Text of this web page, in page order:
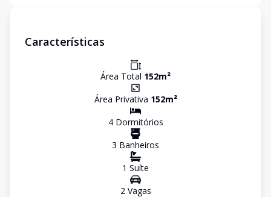
Características
Área Total 152m²
Área Privativa 152m²
4Dormitórios
3 Banheiros
1 Suíte
2Vagas